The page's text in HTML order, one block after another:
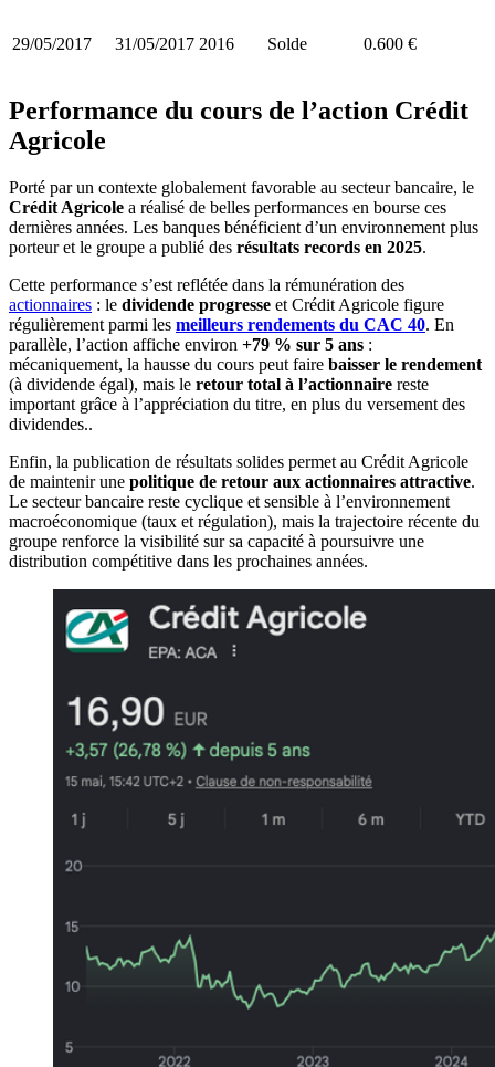
29/05/2017 31/05/2017 2016 Solde 0.600 €
Performance du cours de l’action Crédit
Agricole
Porté par un contexte globalement favorable au secteur bancaire, le
Crédit Agricole a réalisé de belles performances en bourse ces
dernières années. Les banques bénéficient d’un environnement plus
porteur et le groupe a publié des résultats records en 2025.
Cette performance s’est reflétée dans la rémunération des
actionnaires : le dividende progresse et Crédit Agricole figure
régulièrement parmi les meilleurs rendements du CAC 40. En
parallèle, l’action affiche environ +79 % sur 5 ans :
mécaniquement, la hausse du cours peut faire baisser le rendement
(à dividende égal), mais le retour total à l’actionnaire reste
important grâce à l’appréciation du titre, en plus du versement des
dividendes..
Enfin, la publication de résultats solides permet au Crédit Agricole
de maintenir une politique de retour aux actionnaires attractive.
Le secteur bancaire reste cyclique et sensible à l’environnement
macroéconomique (taux et régulation), mais la trajectoire récente du
groupe renforce la visibilité sur sa capacité à poursuivre une
distribution compétitive dans les prochaines années.